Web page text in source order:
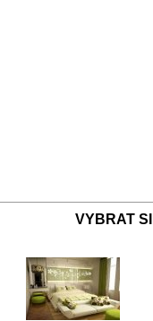
VYBRAT